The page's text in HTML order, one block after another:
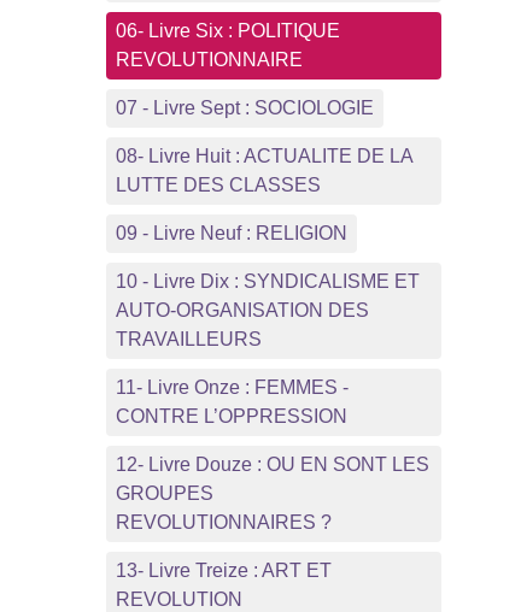
06- Livre Six : POLITIQUE
REVOLUTIONNAIRE
07 - Livre Sept : SOCIOLOGIE
08- Livre Huit : ACTUALITE DE LA
LUTTE DES CLASSES
09 - Livre Neuf : RELIGION
10 - Livre Dix : SYNDICALISME ET
AUTO-ORGANISATION DES
TRAVAILLEURS
11- Livre Onze : FEMMES -
CONTRE L’OPPRESSION
12- Livre Douze : OU EN SONT LES
GROUPES
REVOLUTIONNAIRES ?
13- Livre Treize : ART ET
REVOLUTION